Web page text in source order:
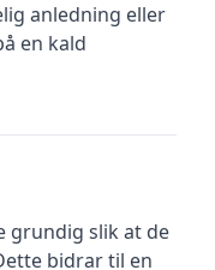
anledning eller
en kald
grundig slik at de
bidrar til en